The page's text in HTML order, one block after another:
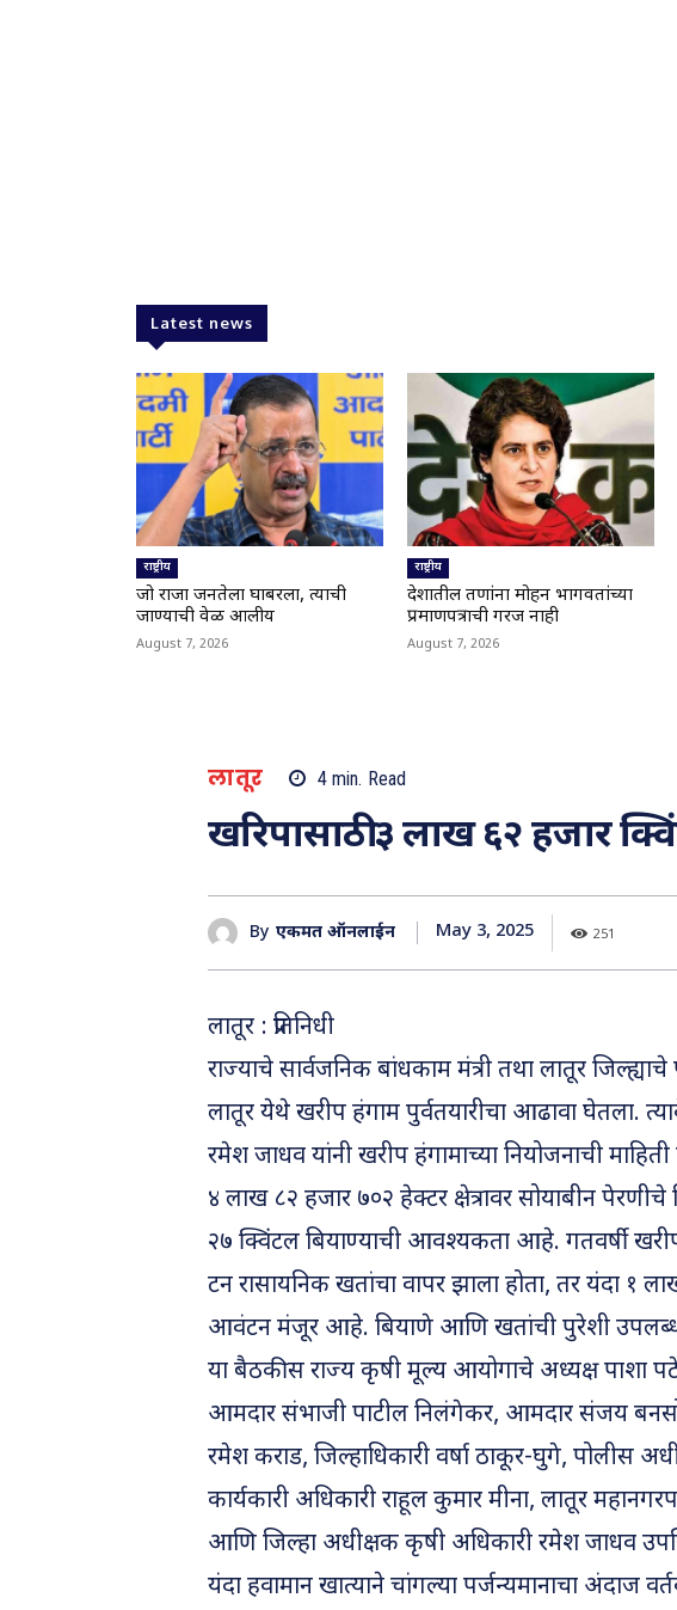
Latest news
राष्ट्रीय
जो राजा जनतेला घाबरला, त्याची
जाण्याची वेळ आलीय
August 7, 2026
राष्ट्रीय
देशातील तरुणांना मोहन भागवतांच्या
प्रमाणपत्राची गरज नाही
August 7, 2026